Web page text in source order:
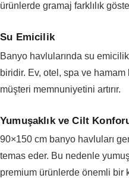
ürünlerde gramaj farklılık
Su Emicilik
Banyo havlularında su
biridir. Ev, otel, spa ve
müşteri memnuniyetini artırır.
Yumuşaklık ve Cilt
90×150 cm banyo havluları
temas eder. Bu nedenle
premium ürünlerde önemli bir